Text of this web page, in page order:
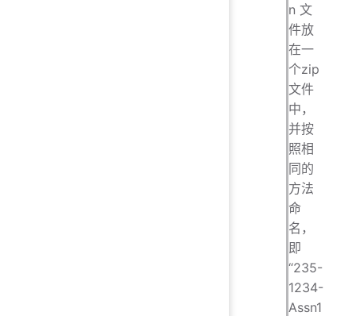
n 文
件放
在一
个zip
文件
中，
并按
照相
同的
方法
命
名，
即
“235-
1234-
Assn1